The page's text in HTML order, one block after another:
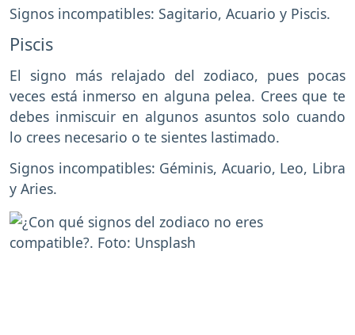
Signos incompatibles: Sagitario, Acuario y Piscis.
Piscis
El signo más relajado del zodiaco, pues pocas
veces está inmerso en alguna pelea. Crees que te
debes inmiscuir en algunos asuntos solo cuando
lo crees necesario o te sientes lastimado.
Signos incompatibles: Géminis, Acuario, Leo, Libra
y Aries.